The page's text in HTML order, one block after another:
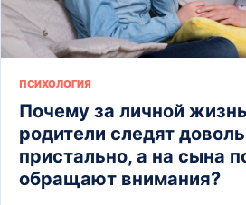
ПСИХОЛОГИЯ
Почему за личной
родители следят
пристально, а на сына
обращают внимания?